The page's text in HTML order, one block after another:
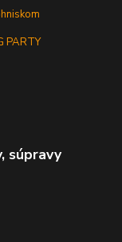
PARTY
súpravy